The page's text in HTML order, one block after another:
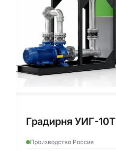
Градирня УИГ-10Т
Производство Россия